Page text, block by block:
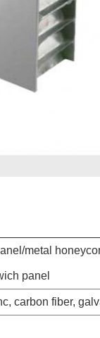
metal
panel
carbon fiber,